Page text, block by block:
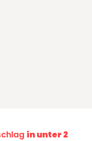
in unter 2